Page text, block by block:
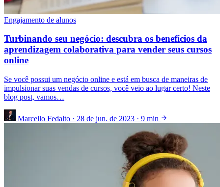
Engajamento de alunos
Turbinando seu negócio: descubra os benefícios da
aprendizagem colaborativa para vender seus cursos
online
Se você possui um negócio online e está em busca de maneiras de
impulsionar suas vendas de cursos, você veio ao lugar certo! Neste
blog post, vamos…
Marcello Fedalto · 28 de jun. de 2023 · 9 min